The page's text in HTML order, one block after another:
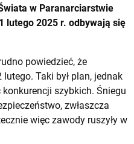
w Paranarciarstwie
lutego 2025 r. odbywają się
powiedzieć, że
Taki był plan, jednak
szybkich. Śniegu
zwłaszcza
więc zawody ruszyły w